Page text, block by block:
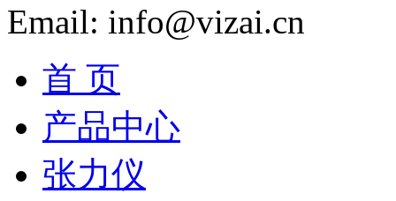
Email: info@vizai.cn
首 页
产品中心
张力仪